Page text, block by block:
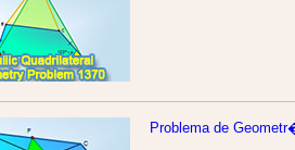
Problema de